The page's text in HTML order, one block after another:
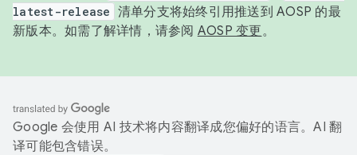
latest-release 清单分支将始终引用推送到 AOSP 的最
新版本。如需了解详情，请参阅 AOSP 变更。
Google 会使用 AI 技术将内容翻译成您偏好的语言。AI 翻
译可能包含错误。